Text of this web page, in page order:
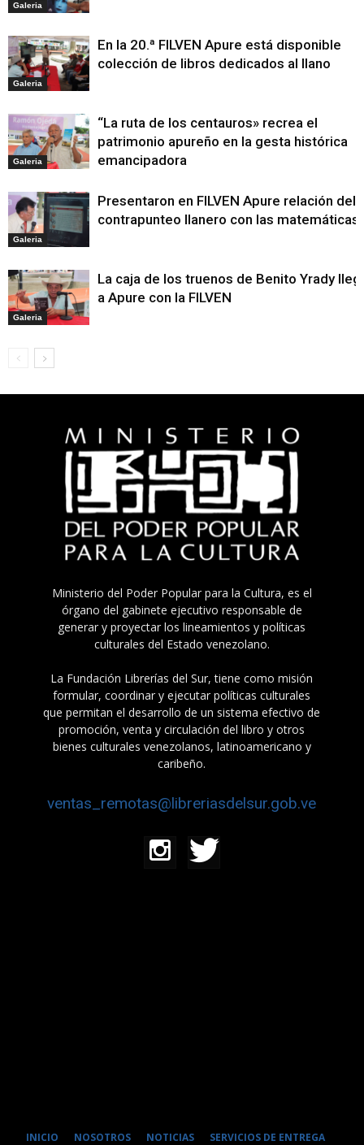
Galeria
Galeria
En la 20.ª FILVEN Apure está disponible
colección de libros dedicados al llano
Galeria
“La ruta de los centauros» recrea el
patrimonio apureño en la gesta histórica
emancipadora
Galeria
Presentaron en FILVEN Apure relación del
contrapunteo llanero con las matemáticas
Galeria
La caja de los truenos de Benito Yrady
a Apure con la FILVEN
Ministerio del Poder Popular para la Cultura, es el
órgano del gabinete ejecutivo responsable de
generar y proyectar los lineamientos y políticas
culturales del Estado venezolano.
La Fundación Librerías del Sur, tiene como misión
formular, coordinar y ejecutar políticas culturales
que permitan el desarrollo de un sistema efectivo de
promoción, venta y circulación del libro y otros
bienes culturales venezolanos, latinoamericano y
caribeño.
ventas_remotas@libreriasdelsur.gob.ve
INICIO NOSOTROS NOTICIAS SERVICIOS DE ENTREGA